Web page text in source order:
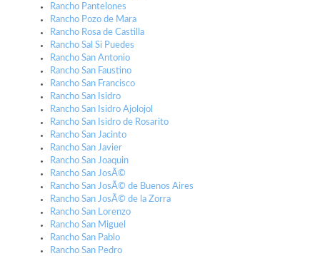
Rancho Pantelones
Rancho Pozo de Mara
Rancho Rosa de Castilla
Rancho Sal Si Puedes
Rancho San Antonio
Rancho San Faustino
Rancho San Francisco
Rancho San Isidro
Rancho San Isidro Ajolojol
Rancho San Isidro de Rosarito
Rancho San Jacinto
Rancho San Javier
Rancho San Joaquin
Rancho San JosÃ©
Rancho San JosÃ© de Buenos Aires
Rancho San JosÃ© de la Zorra
Rancho San Lorenzo
Rancho San Miguel
Rancho San Pablo
Rancho San Pedro